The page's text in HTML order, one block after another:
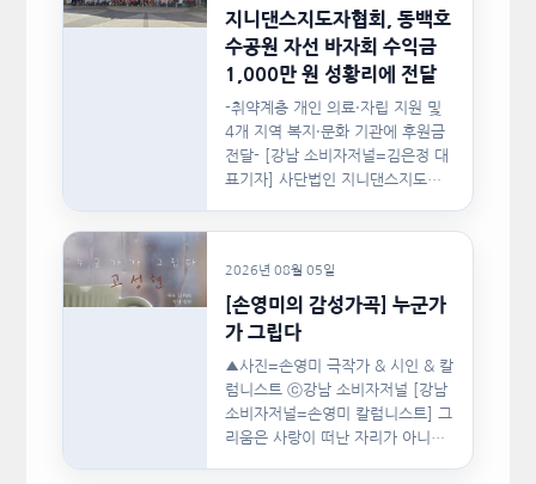
지니댄스지도자협회, 동백호
수공원 자선 바자회 수익금
1,000만 원 성황리에 전달
-취약계층 개인 의료·자립 지원 및
4개 지역 복지·문화 기관에 후원금
전달- [강남 소비자저널=김은정 대
표기자] 사단법인 지니댄스지도자
지난…
2026년 08월 05일
[손영미의 감성가곡] 누군가
가 그립다
▲사진=손영미 극작가 & 시인 & 칼
럼니스트 ⓒ강남 소비자저널 [강남
소비자저널=손영미 칼럼니스트] 그
리움은 사랑이 떠난 자리가 아니라,